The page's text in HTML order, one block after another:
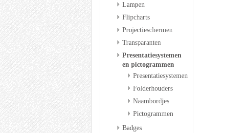
Lampen
Flipcharts
Projectieschermen
Transparanten
Presentatiesystemen
en pictogrammen
Presentatiesystemen
Folderhouders
Naambordjes
Pictogrammen
Badges